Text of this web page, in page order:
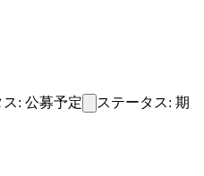
ス: 公募予定
ステータス: 期